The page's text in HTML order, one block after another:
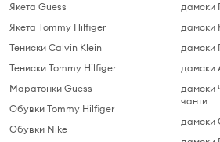
Якета Guess
Якета Tommy Hilfiger
Тениски Calvin Klein
Тениски Tommy Hilfiger
Маратонки Guess
Обувки Tommy Hilfiger
Обувки Nike
дамски
дамски
дамски
дамски
дамски
чанти
дамски